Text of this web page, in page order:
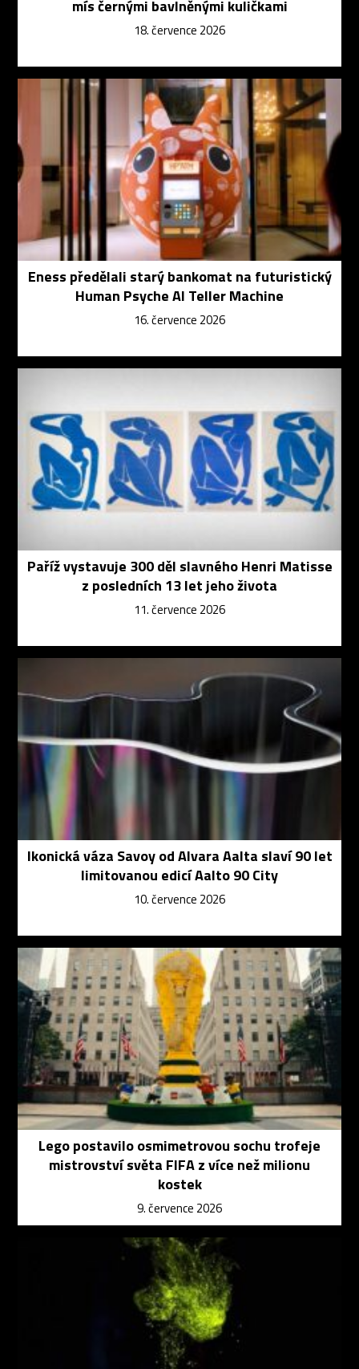
mís černými bavlněnými kuličkami
18. července 2026
Eness předělali starý bankomat na futuristický
Human Psyche AI Teller Machine
16. července 2026
Paříž vystavuje 300 děl slavného Henri Matisse
z posledních 13 let jeho života
11. července 2026
Ikonická váza Savoy od Alvara Aalta slaví 90 let
limitovanou edicí Aalto 90 City
10. července 2026
Lego postavilo osmimetrovou sochu trofeje
mistrovství světa FIFA z více než milionu
kostek
9. července 2026